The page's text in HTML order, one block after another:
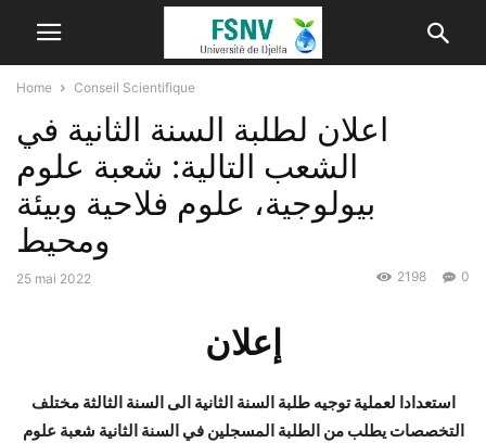
Home Conseil Scientifique
اعلان لطلبة السنة الثانية في
الشعب التالية: شعبة علوم
بيولوجية، علوم فلاحية وبيئة
ومحيط
25 mai 2022 0
2198
إعلان
استعدادا لعملية توجيه طلبة السنة الثانية الى السنة الثالثة مختلف
التخصصات يطلب من الطلبة المسجلين في السنة الثانية شعبة علوم